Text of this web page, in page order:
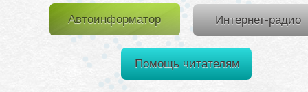
Автоинформатор Интернет-радио
Помощь читателям